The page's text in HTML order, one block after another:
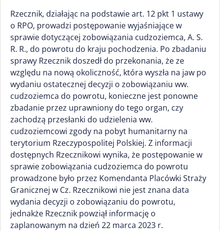
Rzecznik, działając na podstawie art. 12 pkt 1 ustawy
o RPO, prowadzi postępowanie wyjaśniające w
sprawie dotyczącej zobowiązania cudzoziemca, A. S.
R. R., do powrotu do kraju pochodzenia. Po zbadaniu
sprawy Rzecznik doszedł do przekonania, że ze
względu na nową okoliczność, która wyszła na jaw po
wydaniu ostatecznej decyzji o zobowiązaniu ww.
cudzoziemca do powrotu, konieczne jest ponowne
zbadanie przez uprawniony do tego organ, czy
zachodzą przesłanki do udzielenia ww.
cudzoziemcowi zgody na pobyt humanitarny na
terytorium Rzeczypospolitej Polskiej. Z informacji
dostępnych Rzecznikowi wynika, że postępowanie w
sprawie zobowiązania cudzoziemca do powrotu
prowadzone było przez Komendanta Placówki Straży
Granicznej w Cz. Rzecznikowi nie jest znana data
wydania decyzji o zobowiązaniu do powrotu,
jednakże Rzecznik powziął informację o
zaplanowanym na dzień 22 marca 2023 r.